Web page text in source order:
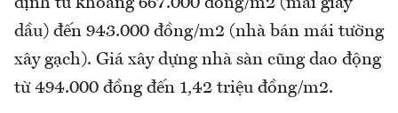
định từ khoảng 667.000 đồng/m2 (mái giấy
dầu) đến 943.000 đồng/m2 (nhà bán mái tường
xây gạch). Giá xây dựng nhà sàn cũng dao động
từ 494.000 đồng đến 1,42 triệu đồng/m2.